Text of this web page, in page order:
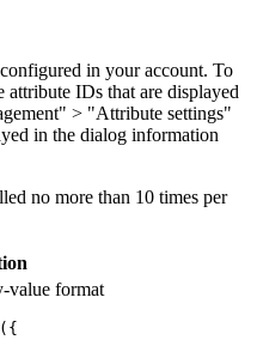
in your account. To
attribute IDs that are displayed
> "Attribute settings"
in the dialog information
no more than 10 times per
value format